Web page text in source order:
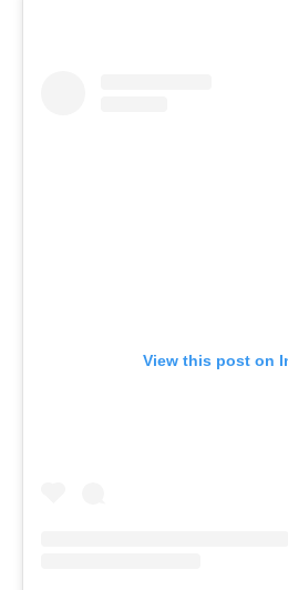
View this post on